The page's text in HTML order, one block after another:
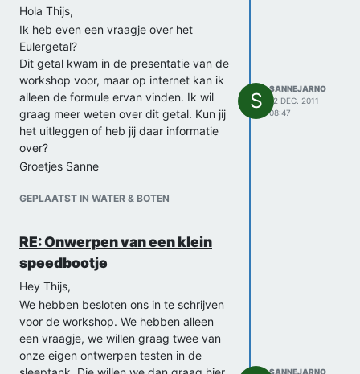
Hola Thijs,
Ik heb even een vraagje over het
Eulergetal?
Dit getal kwam in de presentatie van de
workshop voor, maar op internet kan ik
alleen de formule ervan vinden. Ik wil
graag meer weten over dit getal. Kun jij
het uitleggen of heb jij daar informatie
over?
Groetjes Sanne
GEPLAATST IN WATER & BOTEN
S
SANNEJARNO
12 DEC. 2011
08:47
RE: Onwerpen van een klein
speedbootje
Hey Thijs,
We hebben besloten ons in te schrijven
voor de workshop. We hebben alleen
een vraagje, we willen graag twee van
onze eigen ontwerpen testen in de
SANNEJARNO